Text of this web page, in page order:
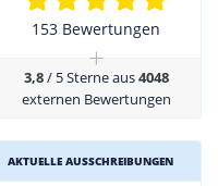
153 Bewertungen
+
3,8/ 5 Sterne aus4048
externen Bewertungen
AKTUELLE AUSSCHREIBUNGEN